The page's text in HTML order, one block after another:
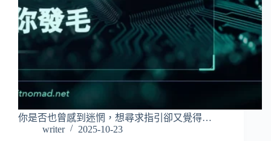
你是否也曾感到迷惘，想尋求指引卻又覺得…
writer
2025-10-23